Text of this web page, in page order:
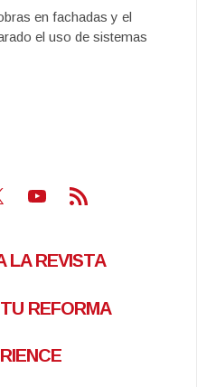
en fachadas y el
el uso de sistemas
Youtube
Feed RSS
LA REVISTA
REFORMA